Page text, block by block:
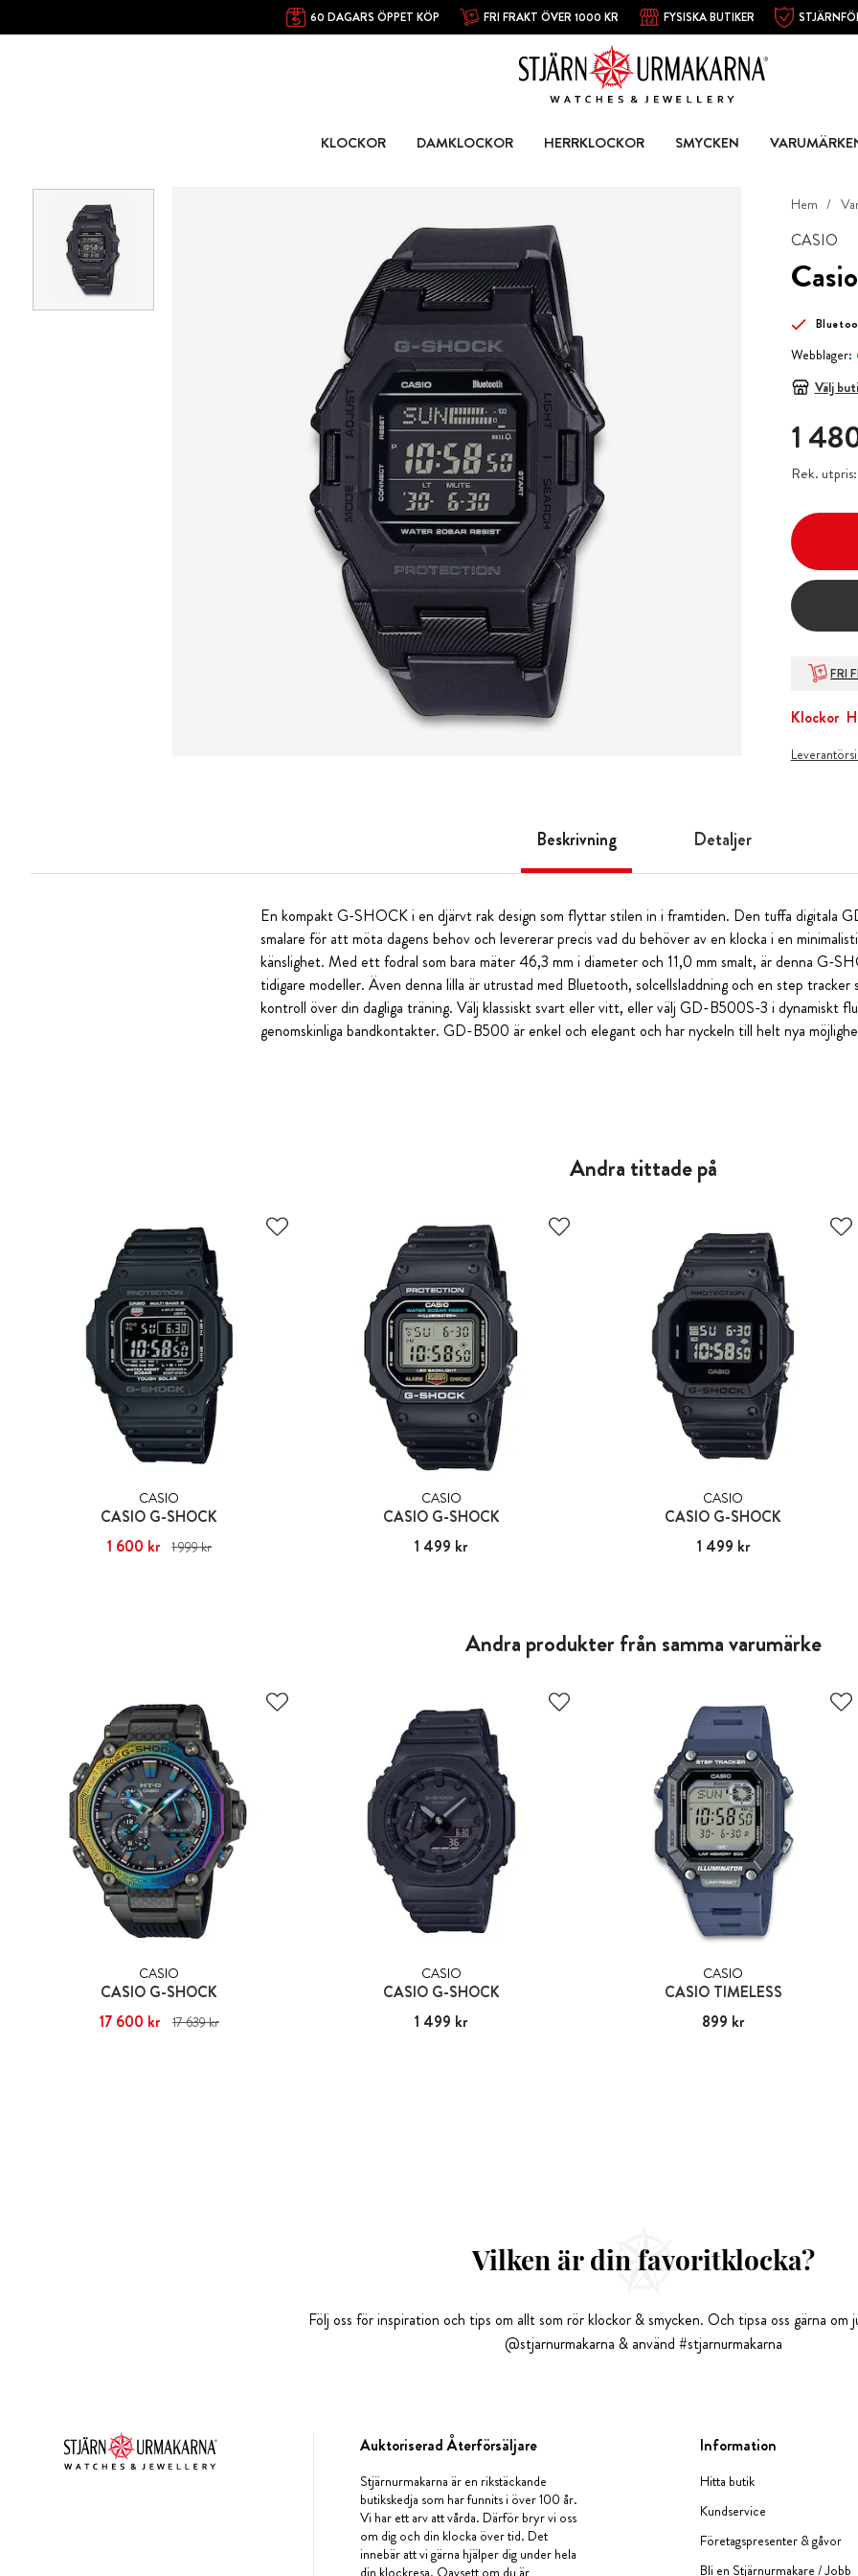
60 DAGARS ÖPPET KÖP FRI FRAKT ÖVER 1000 KR FYSISKA BUTIKER
KLOCKOR DAMKLOCKOR HERRKLOCKOR SMYCKEN
Hem
CASIO
Webblager:
Välj
Pris :1
1
Rek. utpris:
FRI
Klockor
Beskrivning Detaljer
En kompakt G-SHOCK i en djärvt rak design som flyttar stilen in i framtiden. Den tuffa digitala
smalare för att möta dagens behov och levererar precis vad du behöver av en klocka i en
känslighet. Med ett fodral som bara mäter 46,3 mm i diameter och 11,0 mm smalt, är denna G-
tidigare modeller. Även denna lilla är utrustad med Bluetooth, solcellsladdning och en step
kontroll över din dagliga träning. Välj klassiskt svart eller vitt, eller välj GD-B500S-3 i dynamiskt
genomskinliga bandkontakter. GD-B500 är enkel och elegant och har nyckeln till helt nya
Andra tittade på
CASIO
CASIO G-SHOCK
Nuvarande pris: 1 600 krTidigare pris
1 600 kr 1 999 kr
CASIO
CASIO G-SHOCK
Pris :1 499 kr
1 499 kr
CASIO
CASIO G-SHOCK
Pris :1 499 kr
1 499 kr
Andra produkter från samma varumärke
CASIO
CASIO G-SHOCK
Nuvarande pris:17 600 krTidigare pris
17 600 kr 17 639 kr
CASIO
CASIO G-SHOCK
Pris :1 499 kr
1 499 kr
CASIO
CASIO TIMELESS
Pris:899 kr
899 kr
Vilken är din favoritklocka?
Följ oss för inspiration och tips om allt som rör klockor & smycken. Och tipsa oss gärna om
@stjarnurmakarna & använd #stjarnurmakarna
Auktoriserad Återförsäljare
Stjärnurmakarna är en rikstäckande
butikskedja som har funnits i över 100 år.
Vi har ett arv att vårda. Därför bryr vi oss
om dig och din klocka över tid. Det
innebär att vi gärna hjälper dig under hela
din klockresa. Oavsett om du är
Information
Hitta butik
Kundservice
Företagspresenter & gåvor
Bli en Stjärnurmakare / Jobb